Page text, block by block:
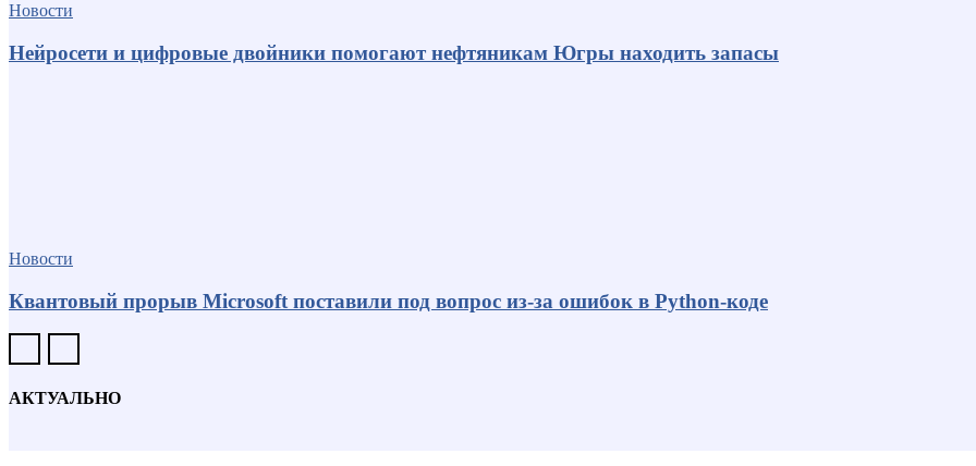
Новости
Нейросети и цифровые двойники помогают нефтяникам Югры находить запасы
Новости
Квантовый прорыв Microsoft поставили под вопрос из-за ошибок в Python-коде
АКТУАЛЬНО